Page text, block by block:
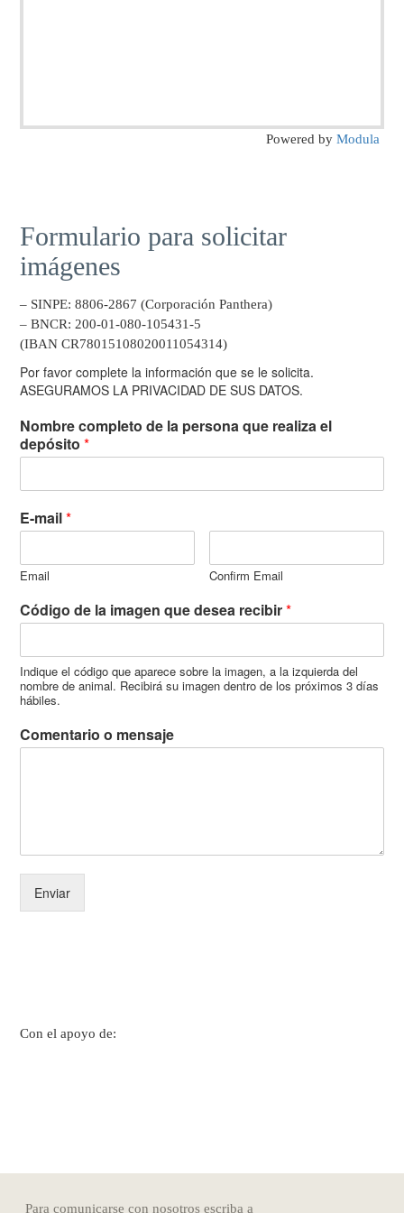
Powered by Modula
Formulario para solicitar
imágenes
– SINPE: 8806-2867 (Corporación Panthera)
– BNCR: 200-01-080-105431-5
(IBAN CR78015108020011054314)
Por favor complete la información que se le solicita.
ASEGURAMOS LA PRIVACIDAD DE SUS DATOS.
Nombre completo de la persona que realiza el
depósito *
E-mail*
Email Confirm Email
Código de la imagen que desea recibir*
Indique el código que aparece sobre la imagen, a la izquierda del
nombre de animal. Recibirá su imagen dentro de los próximos 3 días
hábiles.
Comentario o mensaje
Enviar
Con el apoyo de:
Para comunicarse con nosotros escriba a